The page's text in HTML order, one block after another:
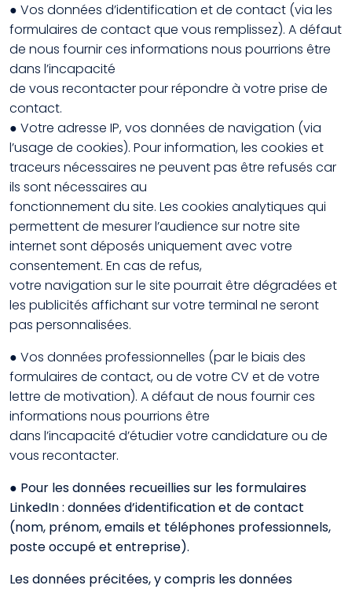
● Vos données d’identification et de contact (via les
formulaires de contact que vous remplissez). A défaut
de nous fournir ces informations nous pourrions être
dans l’incapacité
de vous recontacter pour répondre à votre prise de
contact.
● Votre adresse IP, vos données de navigation (via
l’usage de cookies). Pour information, les cookies et
traceurs nécessaires ne peuvent pas être refusés car
ils sont nécessaires au
fonctionnement du site. Les cookies analytiques qui
permettent de mesurer l’audience sur notre site
internet sont déposés uniquement avec votre
consentement. En cas de refus,
votre navigation sur le site pourrait être dégradées et
les publicités affichant sur votre terminal ne seront
pas personnalisées.
● Vos données professionnelles (par le biais des
formulaires de contact, ou de votre CV et de votre
lettre de motivation). A défaut de nous fournir ces
informations nous pourrions être
dans l’incapacité d’étudier votre candidature ou de
vous recontacter.
● Pour les données recueillies sur les formulaires
LinkedIn : données d’identification et de contact
(nom, prénom, emails et téléphones professionnels,
poste occupé et entreprise).
Les données précitées, y compris les données